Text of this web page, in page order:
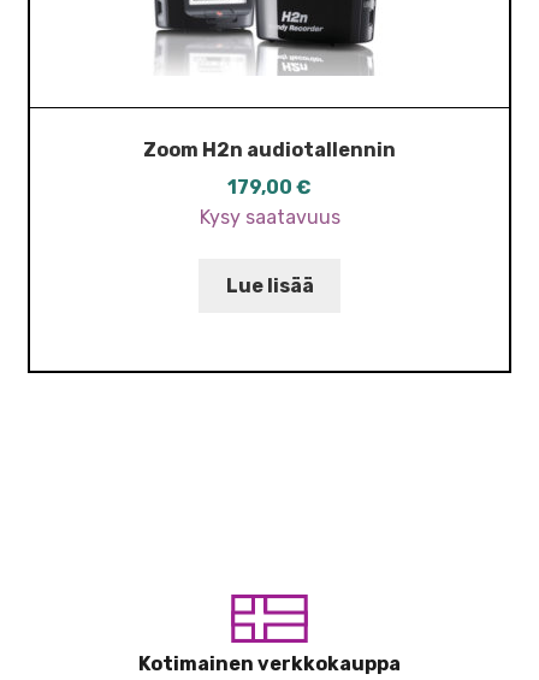
Zoom H2n audiotallennin
179,00 €
Kysy saatavuus
Lue lisää
Kotimainen verkkokauppa